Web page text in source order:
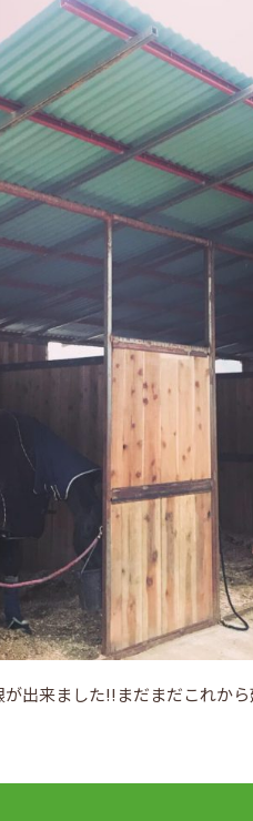
出来ました!!まだまだこれから